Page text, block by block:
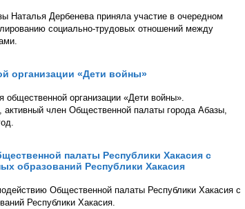
Наталья Дербенева приняла участие в очередном
социально-трудовых отношений между
организации «Дети войны»
общественной организации «Дети войны».
активный член Общественной палаты города Абазы,
палаты Республики Хакасия с
образований Республики Хакасия
Общественной палаты Республики Хакасия с
Республики Хакасия.